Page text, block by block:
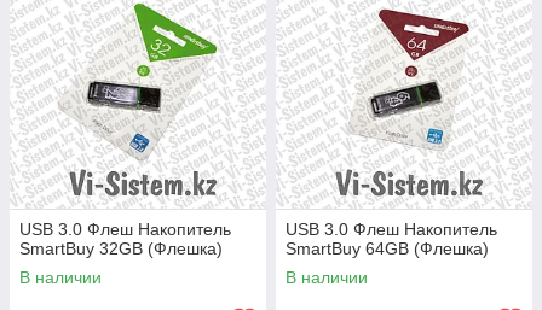
USB 3.0 Флеш Накопитель
SmartBuy 32GB (Флешка)
В наличии
USB 3.0 Флеш Накопитель
SmartBuy 64GB (Флешка)
В наличии